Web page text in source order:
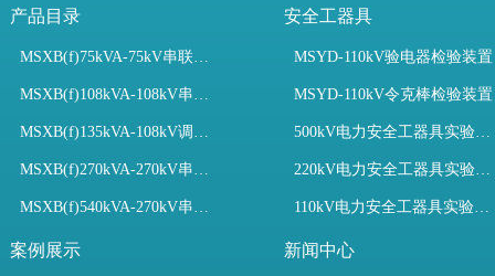
产品目录
MSXB(f)75kVA-75kV串联谐振装置
MSXB(f)108kVA-108kV串联谐振试验装置
MSXB(f)135kVA-108kV调频串联谐振试验装置
MSXB(f)270kVA-270kV串联谐振
MSXB(f)540kVA-270kV串联谐振试验装置
安全工器具
MSYD-110kV验电器检验装置
MSYD-110kV令克棒检验装置
500kV电力安全工器具实验室配置
220kV电力安全工器具实验室配置
110kV电力安全工器具实验室配置
案例展示 新闻中心